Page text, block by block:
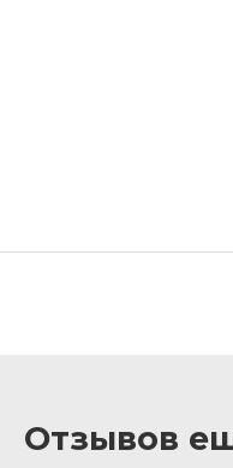
Отзывов